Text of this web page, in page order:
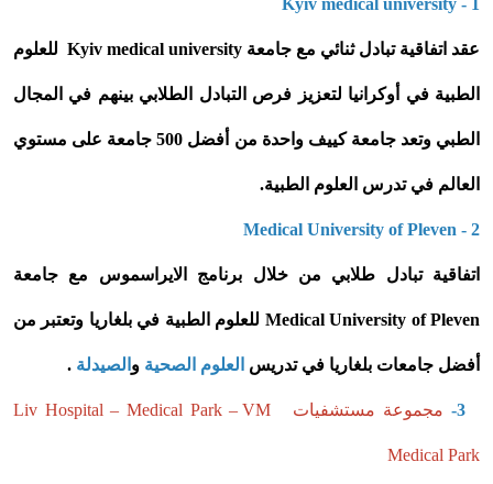
Kyiv medical university - 1
عقد اتفاقية تبادل ثنائي مع جامعة Kyiv medical university للعلوم
الطبية في أوكرانيا لتعزيز فرص التبادل الطلابي بينهم في المجال
الطبي وتعد جامعة كييف واحدة من أفضل 500 جامعة على مستوي
العالم في تدرس العلوم الطبية.
Medical University of Pleven - 2
اتفاقية تبادل طلابي من خلال برنامج الايراسموس مع جامعة
Medical University of Pleven للعلوم الطبية في بلغاريا وتعتبر من
أفضل جامعات بلغاريا في تدريس العلوم الصحية و الصيدلة .
3- مجموعة مستشفيات Liv Hospital – Medical Park – VM
Medical Park